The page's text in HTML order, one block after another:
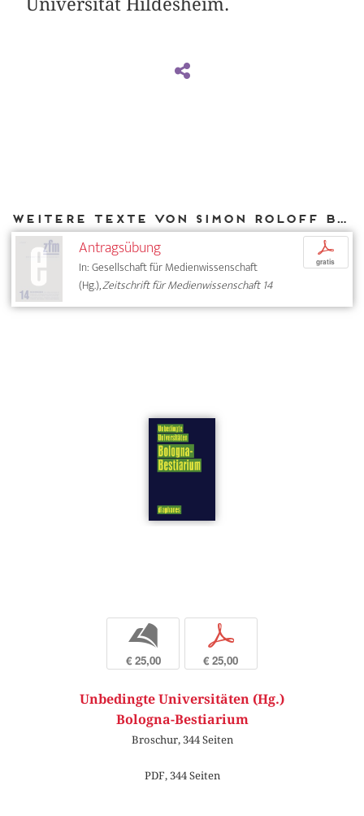
Universität Hildesheim.
Weitere Texte von Simon Roloff bei DIAPHANES
Antragsübung
In: Gesellschaft für Medienwissenschaft
(Hg.),Zeitschrift für Medienwissenschaft 14
p
gratis
b
€ 25,00
p
€ 25,00
Unbedingte Universitäten (Hg.)
Bologna-Bestiarium
Broschur, 344 Seiten
PDF, 344 Seiten